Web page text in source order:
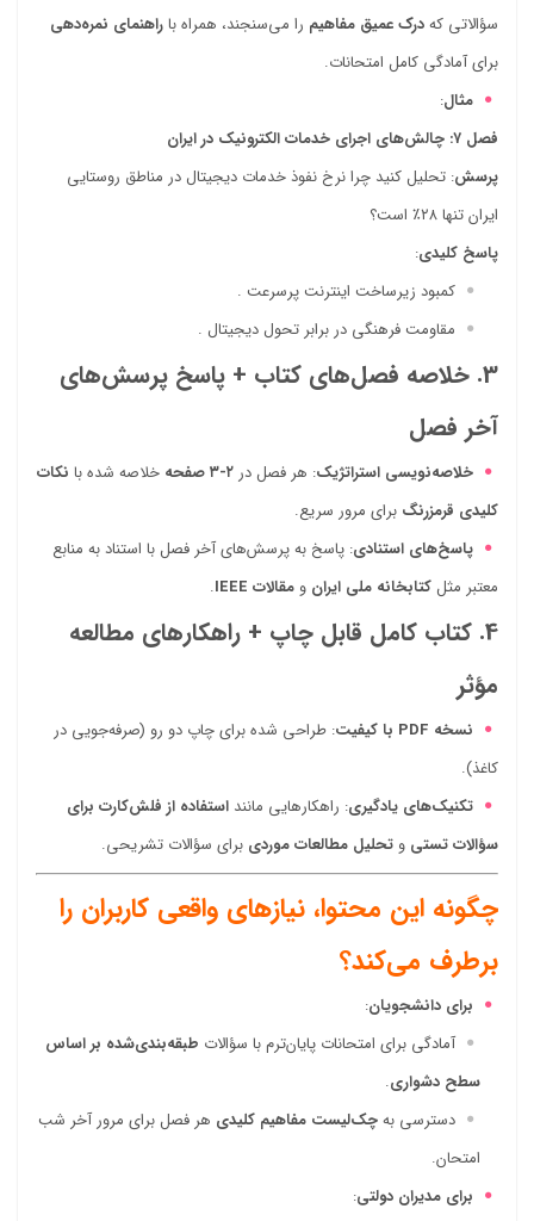
سؤالاتی کهدرک عمیق مفاهیم را می‌سنجند، همراه باراهنمای نمره‌دهی
برای آمادگی کامل امتحانات.
مثال:
فصل ۷: چالش‌های اجرای خدمات الکترونیک در ایران
پرسش: تحلیل کنید چرا نرخ نفوذ خدمات دیجیتال در مناطق روستایی
ایران تنها ۲۸٪ است؟
پاسخ کلیدی:
کمبود زیرساخت اینترنت پرسرعت .
مقاومت فرهنگی در برابر تحول دیجیتال .
3. خلاصه فصل‌های کتاب + پاسخ پرسش‌های
آخر فصل
خلاصه‌نویسی استراتژیک: هر فصل در۲-۳ صفحه خلاصه شده با نکات
کلیدی قرمزرنگ برای مرور سریع.
پاسخ‌های استنادی: پاسخ به پرسش‌های آخر فصل با استناد به منابع
معتبر مثل کتابخانه ملی ایران و مقالات IEEE .
4. کتاب کامل قابل چاپ + راهکارهای مطالعه
مؤثر
نسخه PDF با کیفیت
: طراحی شده برای چاپ دو رو (صرفه‌جویی در
کاغذ).
تکنیک‌های یادگیری: راهکارهایی مانند استفاده از فلش‌کارت برای
سؤالات تستی و تحلیل مطالعات موردی برای سؤالات تشریحی.
چگونه این محتوا، نیازهای واقعی کاربران را
برطرف می‌کند؟
برای دانشجویان:
آمادگی برای امتحانات پایان‌ترم با سؤالات طبقه‌بندی‌شده بر اساس
سطح دشواری.
دسترسی بهچک‌لیست مفاهیم کلیدی هر فصل برای مرور آخر شب
امتحان.
برای مدیران دولتی: